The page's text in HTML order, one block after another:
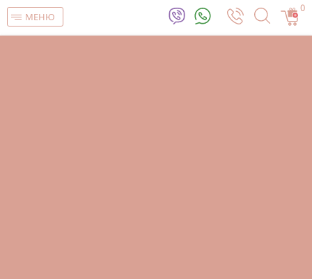
МЕНЮ
0